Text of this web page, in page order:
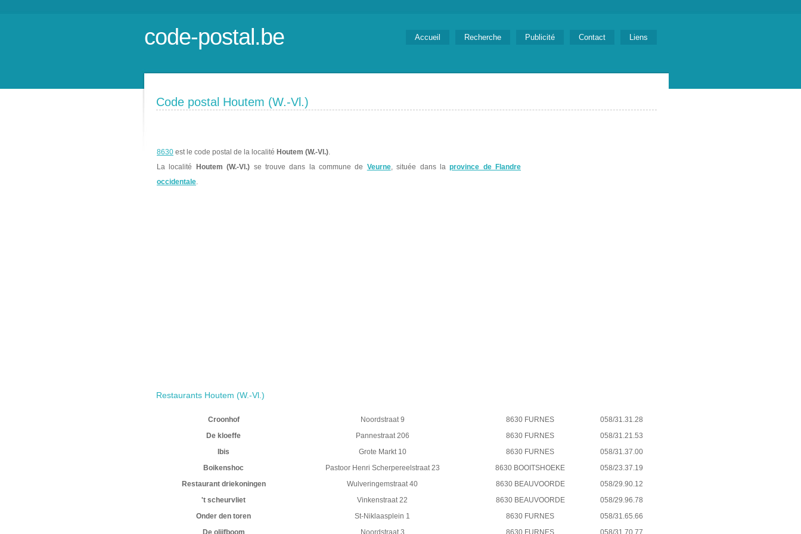
code-postal.be Accueil Recherche Publicité Contact Liens
Code postal Houtem (W.-Vl.)
8630 est le code postal de la localité Houtem (W.-Vl.).
La localité
Houtem (W.-Vl.) se trouve dans la commune de Veurne, située dans laprovince de Flandre
occidentale.
Restaurants Houtem (W.-Vl.)
Croonhof Noordstraat 9 8630 FURNES
058/31.31.28
De kloeffe
Pannestraat 206 8630 FURNES
058/31.21.53
Ibis
Grote Markt 10 8630 FURNES
058/31.37.00
Boikenshoc
Pastoor Henri Scherpereelstraat 23 8630 BOOITSHOEKE
058/23.37.19
Restaurant driekoningen
Wulveringemstraat 40 8630 BEAUVOORDE
058/29.90.12
't scheurvliet
Vinkenstraat 22 8630 BEAUVOORDE
058/29.96.78
Onder den toren
St-Niklaasplein 1 8630 FURNES
058/31.65.66
De olijfboom
Noordstraat 3 8630 FURNES 058/31.70.77